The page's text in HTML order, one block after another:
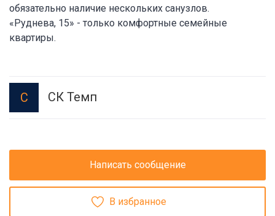
обязательно наличие нескольких санузлов.
«Руднева, 15» - только комфортные семейные
квартиры.
С СК Темп
Написать сообщение
В избранное